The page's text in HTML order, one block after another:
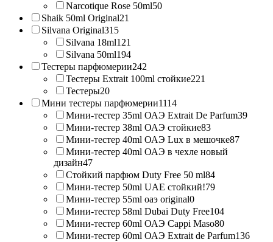
Narcotique Rose 50ml50
Shaik 50ml Original21
Silvana Original315
Silvana 18ml121
Silvana 50ml194
Тестеры парфюмерии242
Тестеры Extrait 100ml стойкие221
Тестеры20
Мини тестеры парфюмерии1114
Мини-тестер 35ml ОАЭ Extrait De Parfum39
Мини-тестер 38ml ОАЭ стойкие83
Мини-тестер 40ml ОАЭ Lux в мешочке87
Мини-тестер 40ml ОАЭ в чехле новый
дизайн47
Стойкий парфюм Duty Free 50 ml84
Мини-тестер 50ml UAE стойкий!79
Мини-тестер 55ml оаэ original0
Мини-тестер 58ml Dubai Duty Free104
Мини-тестер 60ml ОАЭ Cappi Maso80
Мини-тестер 60ml ОАЭ Extrait de Parfum136